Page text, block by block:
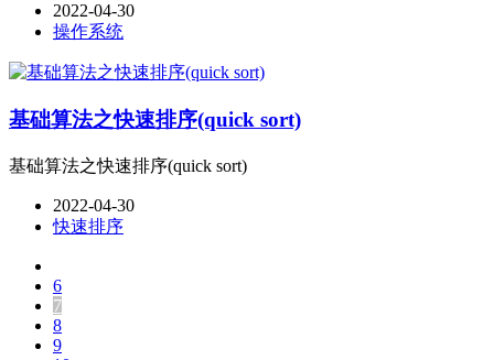
2022-04-30
操作系统
基础算法之快速排序(quick sort)
基础算法之快速排序(quick sort)
2022-04-30
快速排序
6
7
8
9